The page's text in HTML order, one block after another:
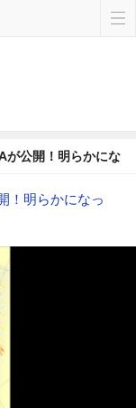
公開！明らかになっ
！明らかになっ